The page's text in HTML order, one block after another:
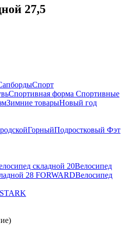
27,5
Спорт
Спортивная форма Спортивные
Зимние товарыНовый год
ГорныйПодростковый Фэт
складной 20Велосипед
28 FORWARDВелосипед